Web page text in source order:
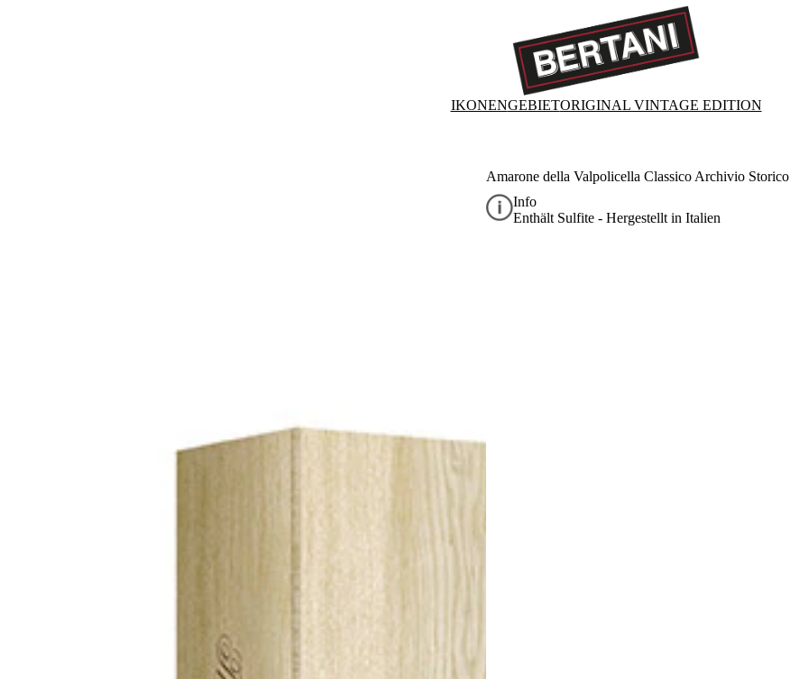
IKONENGEBIETORIGINAL VINTAGE EDITION
Amarone della Valpolicella Classico Archivio Storico
Info
Enthält Sulfite - Hergestellt in Italien